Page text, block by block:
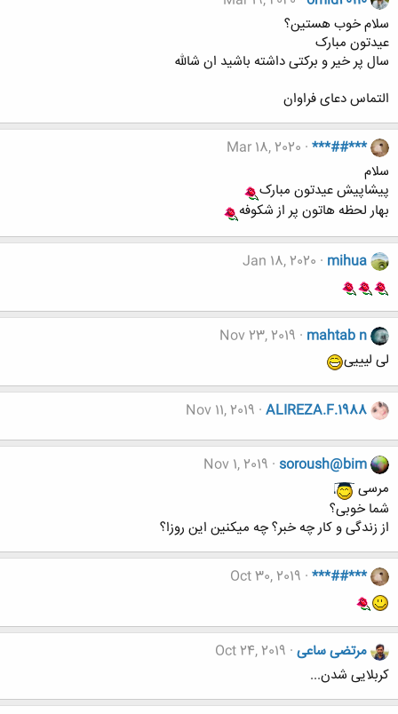
سلام خوب هستین؟
عیدتون مبارک
سال پر خیر و برکتی داشته باشید ان شالله
التماس دعای فراوان
***##***
Mar 18, 2020
سلام
پیشاپیش عیدتون مبارک
بهار لحظه هاتون پر از شکوفه
mihua
Jan 18, 2020
mahtab n
Nov 23, 2019
لی لیییی
ALIREZA.F.1988
Nov 11, 2019
soroush@bim
Nov 1, 2019
مرسی
شما خوبی؟
از زندگی و کار چه خبر؟ چه میکنین این روزا؟
***##***
Oct 30, 2019
مرتضی ساعی Oct 24, 2019
کربلایی شدن...